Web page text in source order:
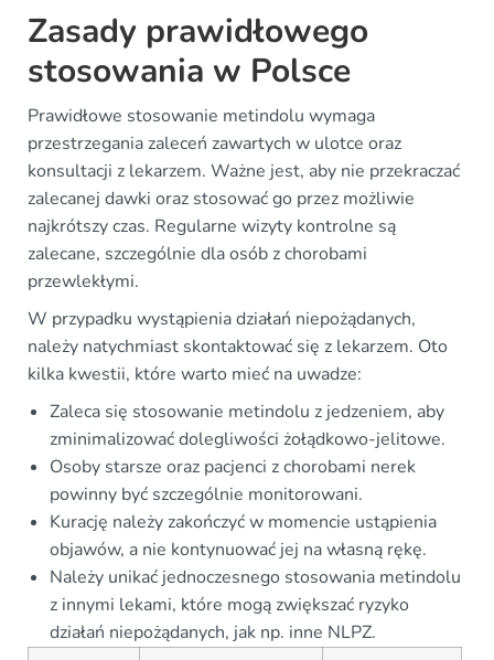
Zasady prawidłowego
stosowania w Polsce
Prawidłowe stosowanie metindolu wymaga
przestrzegania zaleceń zawartych w ulotce oraz
konsultacji z lekarzem. Ważne jest, aby nie przekraczać
zalecanej dawki oraz stosować go przez możliwie
najkrótszy czas. Regularne wizyty kontrolne są
zalecane, szczególnie dla osób z chorobami
przewlekłymi.
W przypadku wystąpienia działań niepożądanych,
należy natychmiast skontaktować się z lekarzem. Oto
kilka kwestii, które warto mieć na uwadze:
Zaleca się stosowanie metindolu z jedzeniem, aby
zminimalizować dolegliwości żołądkowo-jelitowe.
Osoby starsze oraz pacjenci z chorobami nerek
powinny być szczególnie monitorowani.
Kurację należy zakończyć w momencie ustąpienia
objawów, a nie kontynuować jej na własną rękę.
Należy unikać jednoczesnego stosowania metindolu
z innymi lekami, które mogą zwiększać ryzyko
działań niepożądanych, jak np. inne NLPZ.